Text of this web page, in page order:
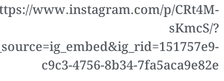
www.instagram.com/p/CRt4M-
sKmcS/?
c9c3-4756-8b34-7fa5aca9e82e